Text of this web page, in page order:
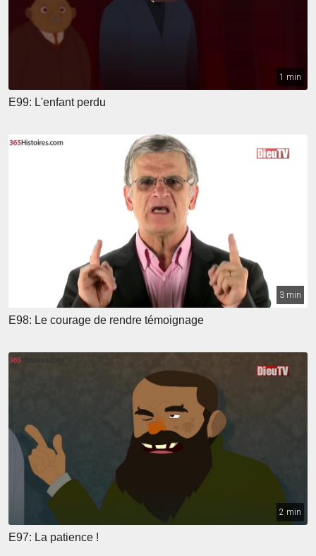
1 min
E99: L'enfant perdu
3 min
E98: Le courage de rendre témoignage
2 min
E97: La patience !